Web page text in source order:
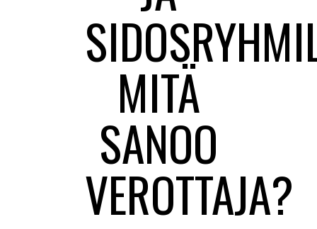
MITÄ
SANOO
VEROTTAJA?